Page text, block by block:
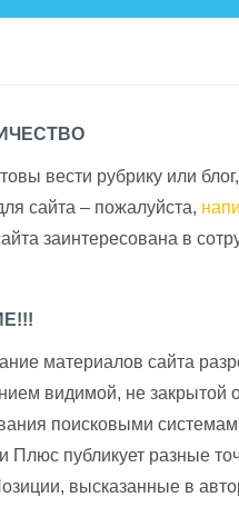
вести рубрику или
сайта – пожалуйста,
заинтересована в
материалов сайта
видимой, не закрытой
поисковыми
Плюс публикует разные
высказанные в